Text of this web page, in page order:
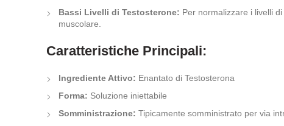
Bassi Livelli di Testosterone: Per normalizzare i livelli
muscolare.
Caratteristiche Principali:
Ingrediente Attivo: Enantato di Testosterona
Forma: Soluzione iniettabile
Somministrazione: Tipicamente somministrato per via